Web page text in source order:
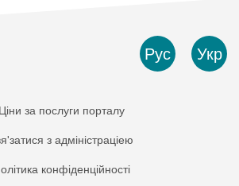
Рус Укр
Ціни за послуги порталу
з адміністраціею
конфіденційності